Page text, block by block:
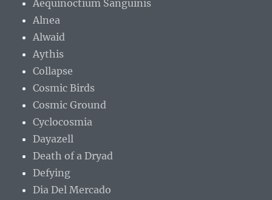
Aequinoctium Sanguinis
Alnea
Alwaid
Aythis
Collapse
Cosmic Birds
Cosmic Ground
Cyclocosmia
Dayazell
Death of a Dryad
Defying
Dia Del Mercado